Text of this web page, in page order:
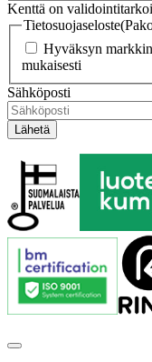
Kenttä on
Tietosuojaseloste
Hyväksyn
mukaisesti
Sähköposti